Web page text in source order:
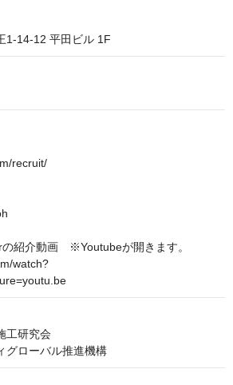
1-14-12 平田ビル 1F
recruit/
紹介動画　※Youtubeが開きます。
watch?
工研究会
グローバル推進機構